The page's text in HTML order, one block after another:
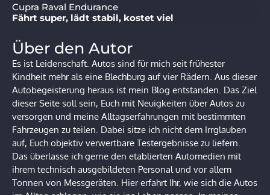
Cupra Raval Endurance
Fährt super, lädt stabil, kostet viel
Über den Autor
Es ist Leidenschaft. Autos sind für mich seit frühester
Kindheit mehr als eine Blechburg auf vier Rädern. Aus dieser
Autobegeisterung heraus ist mein Blog entstanden. Das Ziel
dieser Seite soll sein, Euch mit Neuigkeiten über Autos zu
versorgen und meine Alltagserfahrungen mit bestimmten
Fahrzeugen zu teilen. Dabei sitze ich nicht dem Irrglauben
auf, Euch objektiv verwertbare Testergebnisse zu liefern.
Das überlasse ich gerne den etablierten Automedien mit
ihrem technisch ausgebildeten Personal und vor allem
Tonnen von Messgeräten. Hier erfahrt Ihr, wie sich die Autos